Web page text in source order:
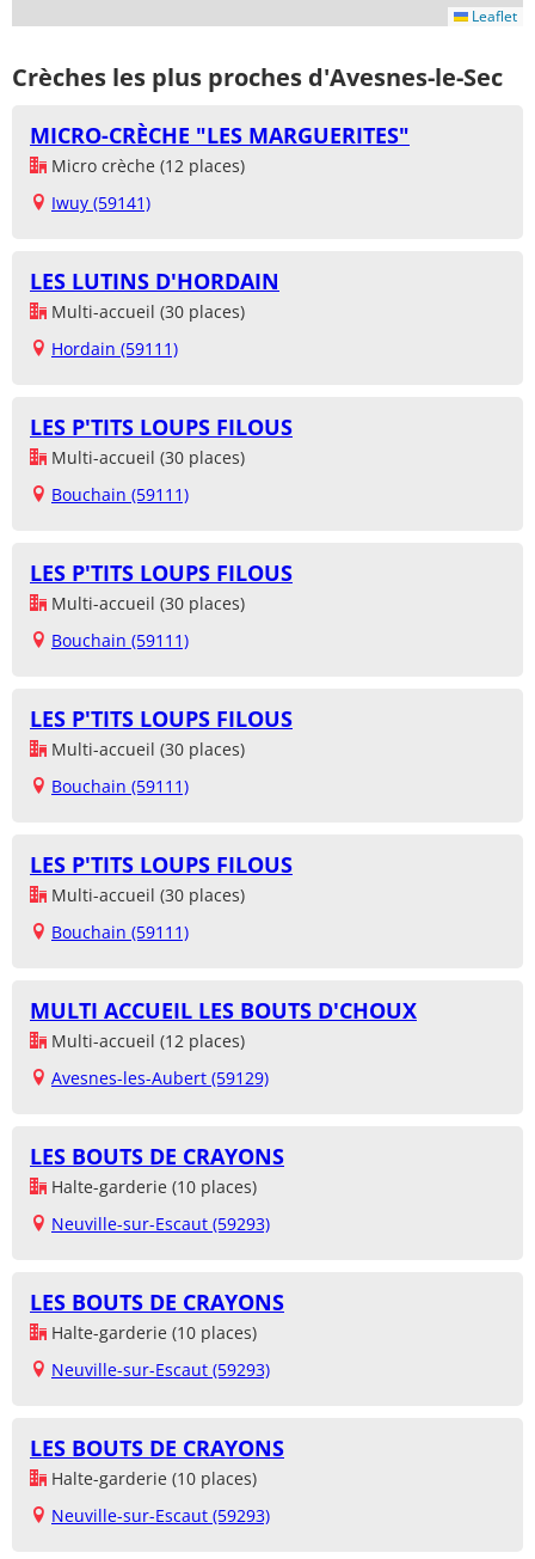
Leaflet
Crèches les plus proches d'Avesnes-le-Sec
MICRO-CRÈCHE "LES MARGUERITES"
Micro crèche (12 places)
Iwuy (59141)
LES LUTINS D'HORDAIN
Multi-accueil (30 places)
Hordain (59111)
LES P'TITS LOUPS FILOUS
Multi-accueil (30 places)
Bouchain (59111)
LES P'TITS LOUPS FILOUS
Multi-accueil (30 places)
Bouchain (59111)
LES P'TITS LOUPS FILOUS
Multi-accueil (30 places)
Bouchain (59111)
LES P'TITS LOUPS FILOUS
Multi-accueil (30 places)
Bouchain (59111)
MULTI ACCUEIL LES BOUTS D'CHOUX
Multi-accueil (12 places)
Avesnes-les-Aubert (59129)
LES BOUTS DE CRAYONS
Halte-garderie (10 places)
Neuville-sur-Escaut (59293)
LES BOUTS DE CRAYONS
Halte-garderie (10 places)
Neuville-sur-Escaut (59293)
LES BOUTS DE CRAYONS
Halte-garderie (10 places)
Neuville-sur-Escaut (59293)